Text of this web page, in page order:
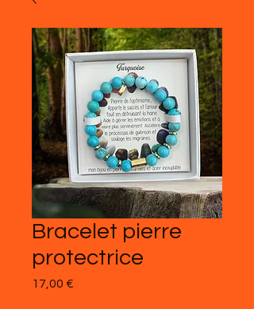
Bracelet pierre
protectrice
17,00 €